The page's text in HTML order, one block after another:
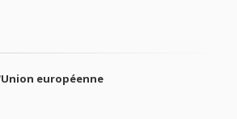
européenne